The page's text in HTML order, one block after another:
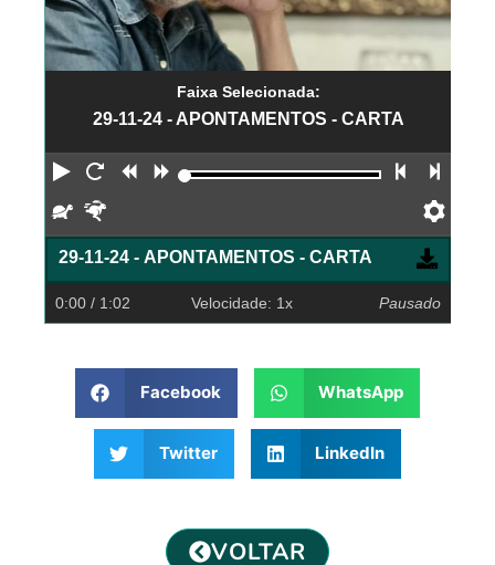
Faixa Selecionada:
29-11-24 - APONTAMENTOS - CARTA
Reproduzir
Reiniciar
Retroceder
Avançar Faixa
Devagar
29-11-24 - APONTAMENTOS - CARTA
0:00 / 1:02 Velocidade: 1x Pausado
Facebook WhatsApp
Twitter LinkedIn
VOLTAR